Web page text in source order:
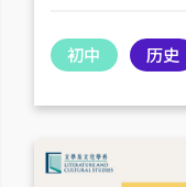
初中 历史